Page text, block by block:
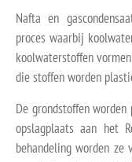
Nafta en
proces waarbij
koolwaterstoffen
die stoffen worden
De grondstoffen
opslagplaats aan het
behandeling worden